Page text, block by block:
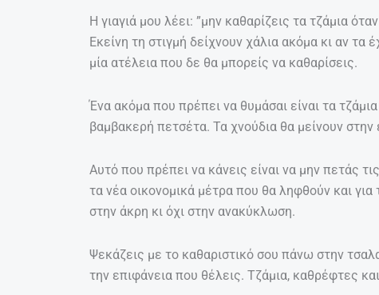
Η γιαγιά μου λέει: ”μην καθαρίζεις τα τζάμια
Εκείνη τη στιγμή δείχνουν χάλια ακόμα κι αν
μία ατέλεια που δε θα μπορείς να καθαρίσεις.
Ένα ακόμα που πρέπει να θυμάσαι είναι τα
βαμβακερή πετσέτα. Τα χνούδια θα μείνουν στην
Αυτό που πρέπει να κάνεις είναι να μην πετάς
τα νέα οικονομικά μέτρα που θα ληφθούν και
στην άκρη κι όχι στην ανακύκλωση.
Ψεκάζεις με το καθαριστικό σου πάνω στην
την επιφάνεια που θέλεις. Τζάμια, καθρέφτες